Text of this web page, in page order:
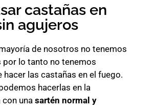
castañas en
agujeros
de nosotros no tenemos
por lo tanto no tenemos
hacer las castañas en el fuego.
hacerlas en la
una sartén normal y